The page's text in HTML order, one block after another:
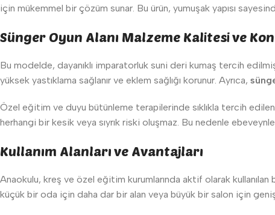
için mükemmel bir çözüm sunar. Bu ürün, yumuşak yapısı
Sünger Oyun Alanı Malzeme Kalitesi ve
Bu modelde, dayanıklı imparatorluk suni deri kumaş tercih
yüksek yastıklama sağlanır ve eklem sağlığı korunur. Ayrıca,
Özel eğitim ve duyu bütünleme terapilerinde sıklıkla tercih
herhangi bir kesik veya sıyrık riski oluşmaz. Bu nedenle
Kullanım Alanları ve Avantajları
Anaokulu, kreş ve özel eğitim kurumlarında aktif olarak
küçük bir oda için daha dar bir alan veya büyük bir salon için